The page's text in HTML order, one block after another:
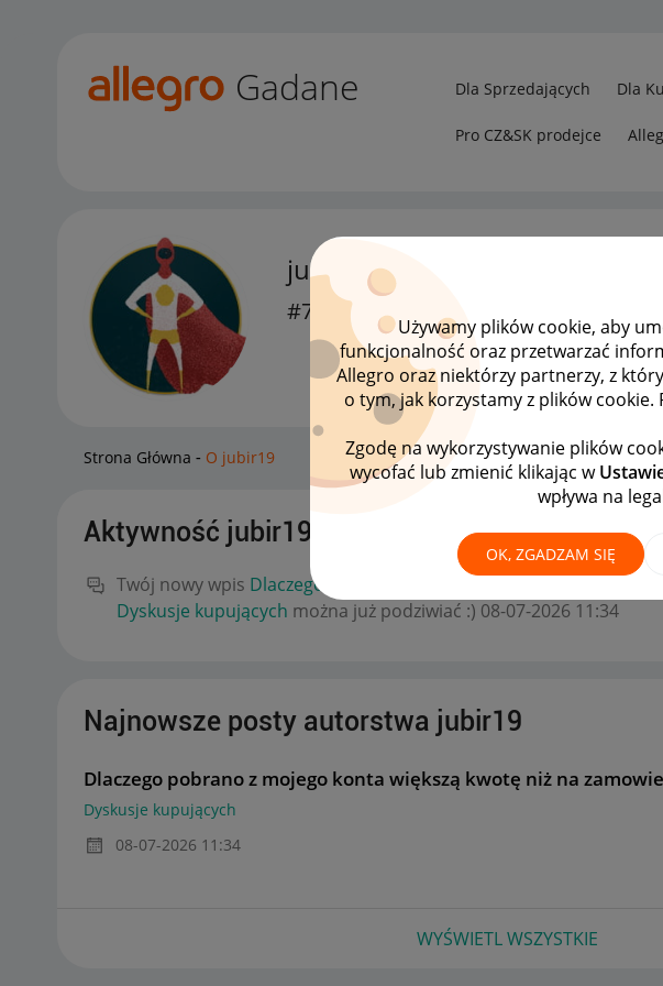
Używamy plików cookie, aby
funkcjonalność oraz przetwarzać
Allegro oraz niektórzy partnerzy, z
o tym, jak korzystamy z plików
Zgodę na wykorzystywanie plików
wycofać lub zmienić klikając w
wpływa na
OK, ZGADZAM SIĘ
Gadane Dla Sprzedających Dla
Pro CZ&SK prodejce
jubir19
#7 Wielbiciel
Strona Główna O jubir19
Aktywność jubir19
Twój nowy wpis Dlaczego pobrano z mojego konta większą kwotę
Dyskusje kupujących można już podziwiać :) ‎08-07-2026 11:34
Najnowsze posty autorstwa jubir19
Dlaczego pobrano z mojego konta większą kwotę niż na
Dyskusje kupujących
‎08-07-2026 11:34
WYŚWIETL WSZYSTKIE